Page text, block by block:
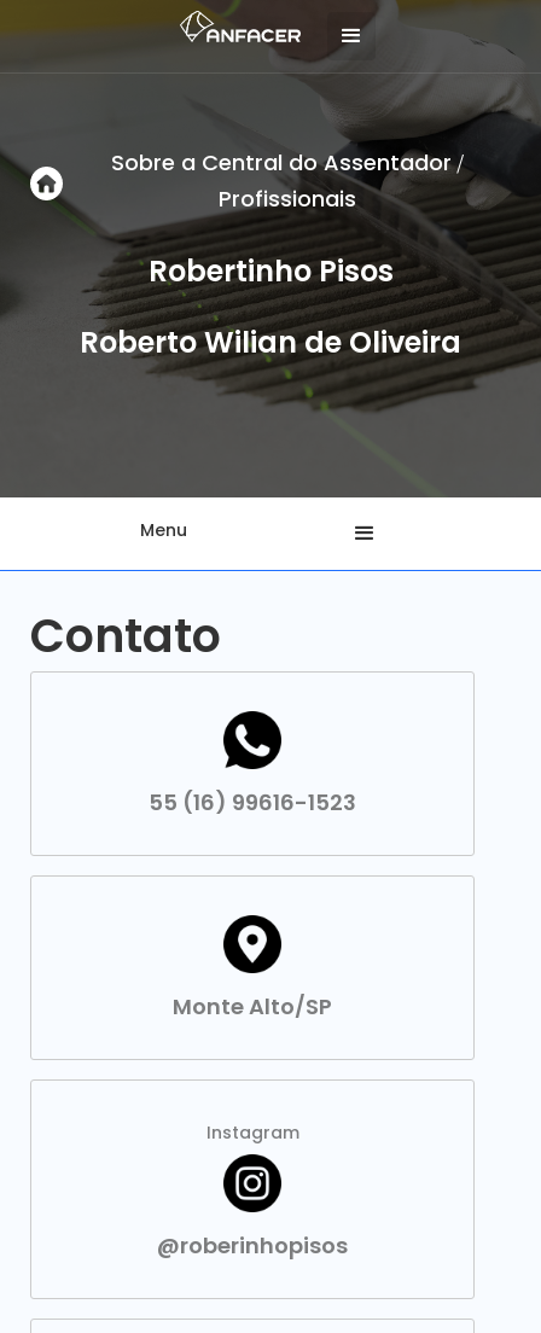
Sobre a Central do Assentador/
Profissionais
Robertinho Pisos
Roberto Wilian de Oliveira
Menu
Contato
55 (16) 99616-1523
Monte Alto/SP
Instagram
@roberinhopisos